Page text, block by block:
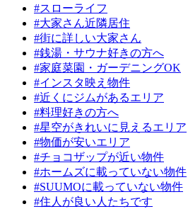
#スローライフ
#大家さん近隣居住
#街に詳しい大家さん
#銭湯・サウナ好きの方へ
#家庭菜園・ガーデニングOK
#インスタ映え物件
#近くにジムがあるエリア
#料理好きの方へ
#星空がきれいに見えるエリア
#物価が安いエリア
#チョコザップが近い物件
#ホームズに載っていない物件
#SUUMOに載っていない物件
#住人が良い人たちです